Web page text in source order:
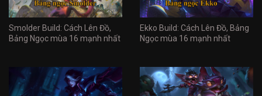
Smolder Build: Cách Lên Đồ,
Bảng Ngọc mùa 16 mạnh nhất
Ekko Build: Cách Lên Đồ, Bảng
Ngọc mùa 16 mạnh nhất